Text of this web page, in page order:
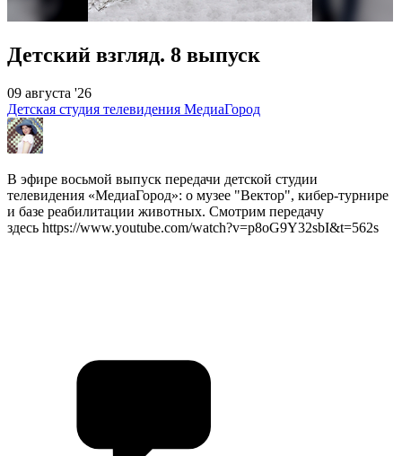
Детский взгляд. 8 выпуск
09 августа '26
Детская студия телевидения МедиаГород
В эфире восьмой выпуск передачи детской студии
телевидения «МедиаГород»: о музее "Вектор", кибер-турнире
и базе реабилитации животных. Смотрим передачу
здесь https://www.youtube.com/watch?v=p8oG9Y32sbI&t=562s